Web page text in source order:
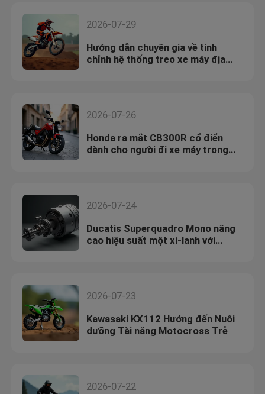
2026-07-29
Hướng dẫn chuyên gia về tinh
chỉnh hệ thống treo xe máy địa
2026-07-26
Honda ra mắt CB300R cổ điển
dành cho người đi xe máy trong
2026-07-24
Ducatis Superquadro Mono nâng
cao hiệu suất một xi-lanh với
2026-07-23
Kawasaki KX112 Hướng đến Nuôi
dưỡng Tài năng Motocross Trẻ
2026-07-22